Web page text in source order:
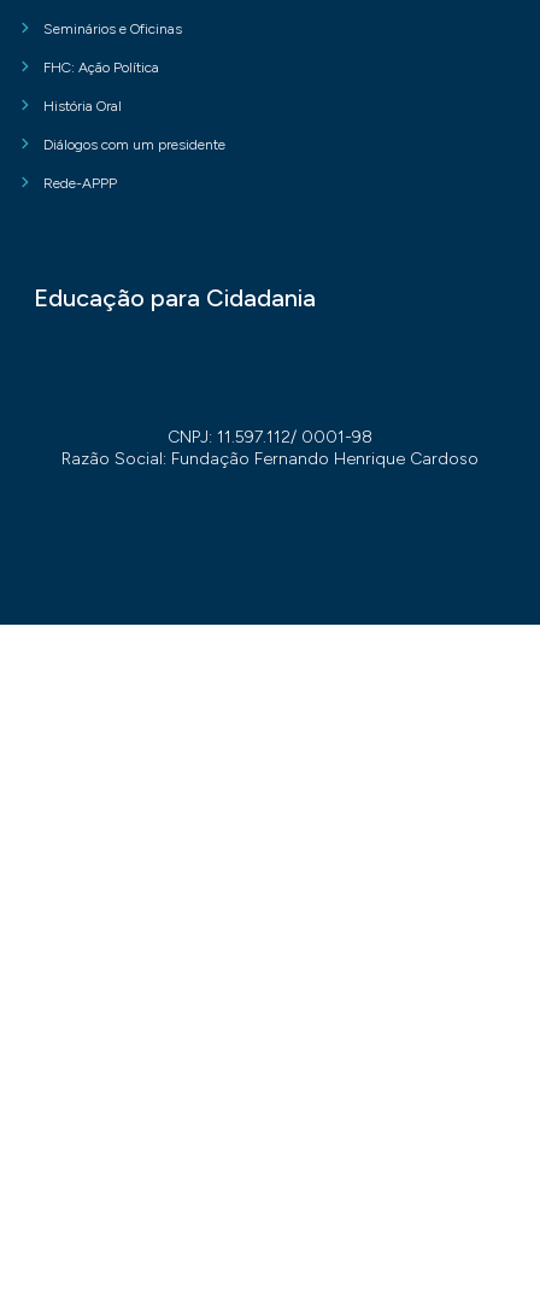
Seminários e Oficinas
FHC: Ação Política
História Oral
Diálogos com um presidente
Rede-APPP
Educação para Cidadania
CNPJ: 11.597.112/ 0001-98
Razão Social: Fundação Fernando Henrique Cardoso